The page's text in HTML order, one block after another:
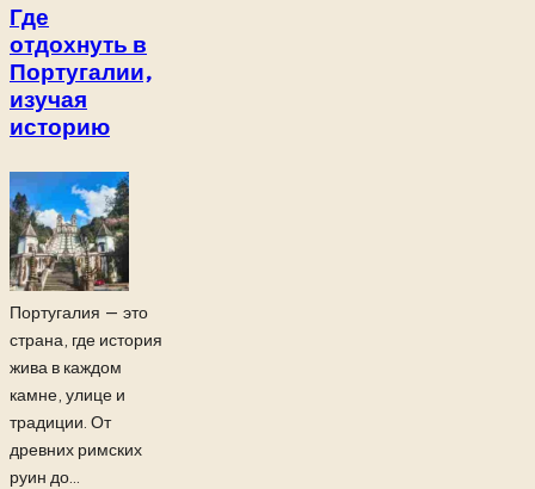
Где
отдохнуть в
Португалии,
изучая
историю
Португалия — это
страна, где история
жива в каждом
камне, улице и
традиции. От
древних римских
руин до...